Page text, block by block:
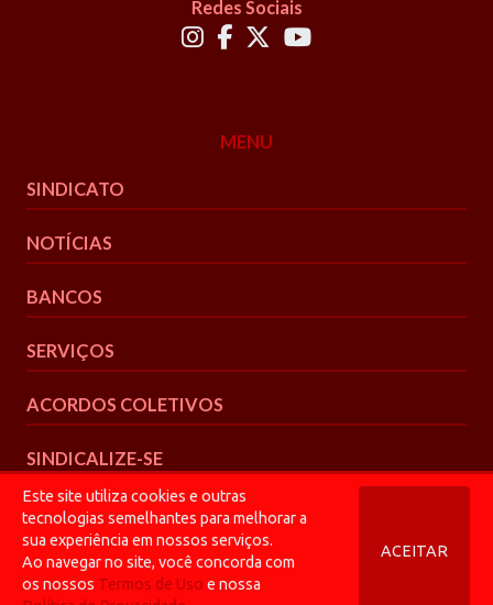
Redes Sociais
MENU
SINDICATO
NOTÍCIAS
BANCOS
SERVIÇOS
ACORDOS COLETIVOS
SINDICALIZE-SE
© 2026 Bancários CGR
Política de Privacidade
Este site utiliza cookies e outras
tecnologias semelhantes para melhorar a
sua experiência em nossos serviços.
Ao navegar no site, você concorda com
os nossos Termos de Uso e nossa
ACEITAR